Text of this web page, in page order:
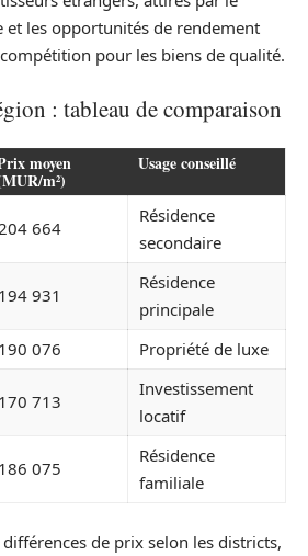
et les opportunités de rendement
pour les biens de qualité.
: tableau de comparaison
moyen
m²)
Usage conseillé
664
Résidence
secondaire
194 931
Résidence
principale
190 076 Propriété de luxe
170 713
Investissement
locatif
186 075
Résidence
familiale
de prix selon les districts,